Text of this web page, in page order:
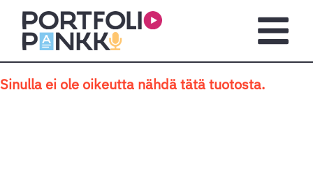
Siirry sisältöön
Sinulla ei ole oikeutta nähdä tätä tuotosta.